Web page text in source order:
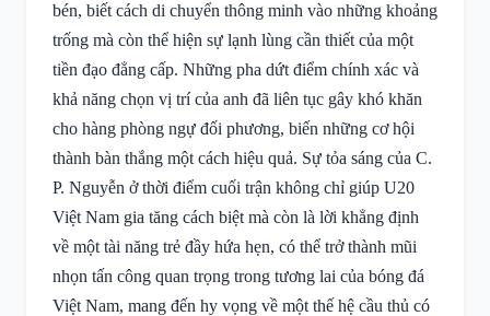
bén, biết cách di chuyển thông minh vào những khoảng
trống mà còn thể hiện sự lạnh lùng cần thiết của một
tiền đạo đẳng cấp. Những pha dứt điểm chính xác và
khả năng chọn vị trí của anh đã liên tục gây khó khăn
cho hàng phòng ngự đối phương, biến những cơ hội
thành bàn thắng một cách hiệu quả. Sự tỏa sáng của C.
P. Nguyễn ở thời điểm cuối trận không chỉ giúp U20
Việt Nam gia tăng cách biệt mà còn là lời khẳng định
về một tài năng trẻ đầy hứa hẹn, có thể trở thành mũi
nhọn tấn công quan trọng trong tương lai của bóng đá
Việt Nam, mang đến hy vọng về một thế hệ cầu thủ có